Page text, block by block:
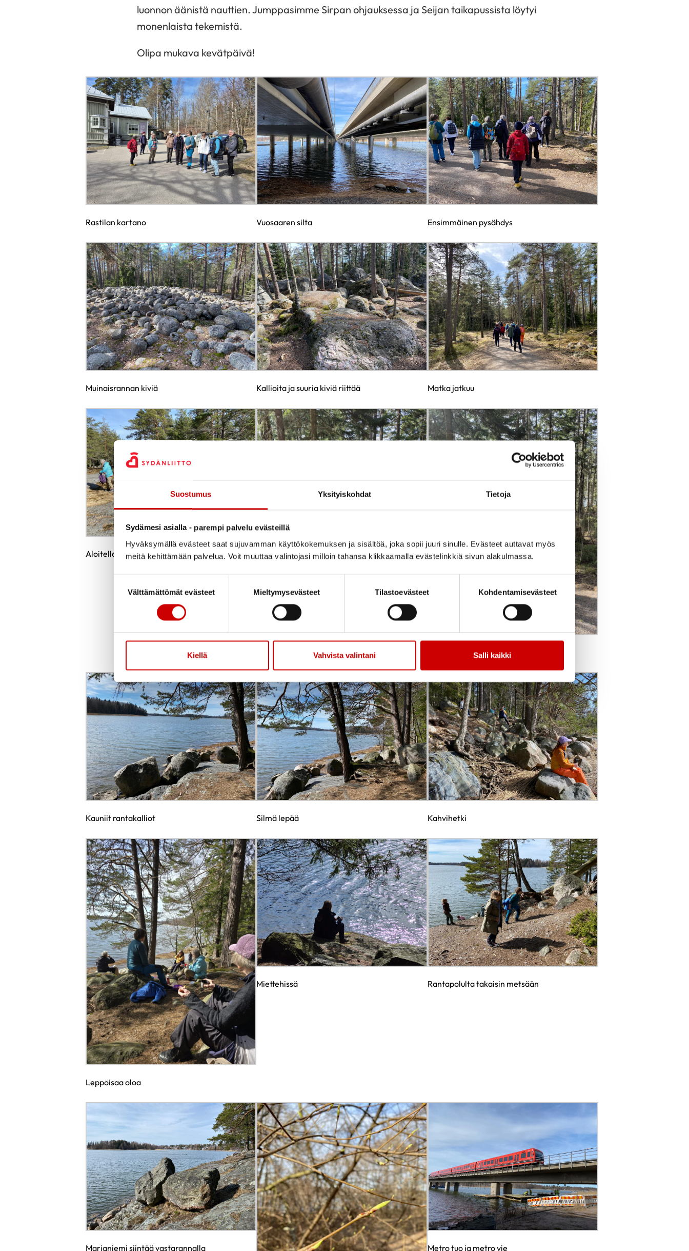
Suostumus Yksityiskohdat Tietoja
Sydämesi asialla - parempi palvelu evästeillä
Hyväksymällä evästeet saat sujuvamman käyttökokemuksen ja sisältöä, joka sopii juuri sinulle. Evästeet auttavat myös
meitä kehittämään palvelua. Voit muuttaa valintojasi milloin tahansa klikkaamalla evästelinkkiä sivun alakulmassa.
Välttämättömät evästeet
Mieltymysevästeet Tilastoevästeet Kohdentamisevästeet
Kiellä Vahvista valintani Salli kaikki
luonnon äänistä nauttien. Jumppasimme Sirpan ohjauksessa ja Seijan taikapussista löytyi
monenlaista tekemistä.
Olipa mukava kevätpäivä!
Rastilan kartano Vuosaaren silta Ensimmäinen pysähdys
Muinaisrannan kiviä Kallioita ja suuria kiviä riittää Matka jatkuu
Aloitellaan jumppahetkeä
Kauniit rantakalliot Silmä lepää Kahvihetki
Leppoisaa oloa
Miettehissä Rantapolulta takaisin metsään
Marjaniemi siintää vastarannalla Metro tuo ja metro vie